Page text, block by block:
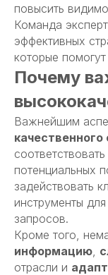
повысить
Команда
эффективных
которые
Почему
Важнейшим
потенциальных
задействовать
инструменты
запросов.
Кроме того,
информацию,
отрасли и